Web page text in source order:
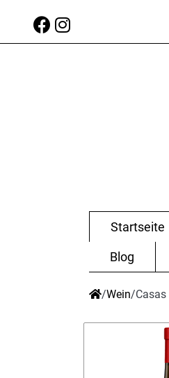
Startseite
Blog
/Wein/Casas